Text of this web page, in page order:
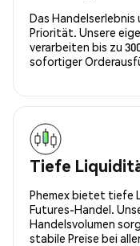
Das
Priorität. Unsere
verarbeiten bis zu
sofortiger
Tiefe
Phemex bietet tiefe
Futures-Handel.
Handelsvolumen
stabile Preise bei